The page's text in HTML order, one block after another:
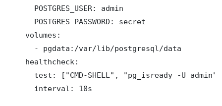
      POSTGRES_USER: admin
      POSTGRES_PASSWORD: secret
    volumes:
      - pgdata:/var/lib/postgresql/data
    healthcheck:
      test: ["CMD-SHELL", "pg_isready -U admin"]
      interval: 10s